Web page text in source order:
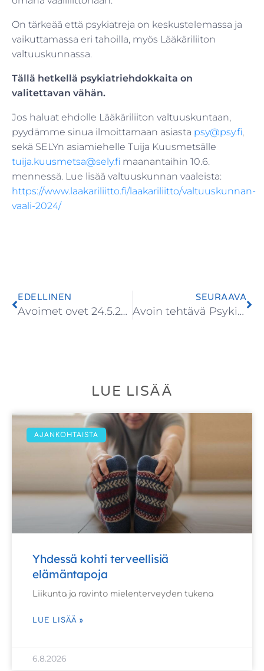
On tärkeää että psykiatreja on keskustelemassa ja
vaikuttamassa eri tahoilla, myös Lääkäriliiton
valtuuskunnassa.
Tällä hetkellä psykiatriehdokkaita on
valitettavan vähän.
Jos haluat ehdolle Lääkäriliiton valtuuskuntaan,
pyydämme sinua ilmoittamaan asiasta psy@psy.fi,
sekä SELYn asiamiehelle Tuija Kuusmetsälle
tuija.kuusmetsa@sely.fi maanantaihin 10.6.
mennessä. Lue lisää valtuuskunnan vaaleista:
https://www.laakariliitto.fi/laakariliitto/valtuuskunnan-
vaali-2024/
EDELLINEN
Avoimet ovet 24.5.2024
SEURAAVA
Avoin tehtävä Psykiatrian Tutkimussäätiöllä
LUE LISÄÄ
AJANKOHTAISTA
Yhdessä kohti terveellisiä
elämäntapoja
Liikunta ja ravinto mielenterveyden tukena
LUE LISÄÄ »
6.8.2026